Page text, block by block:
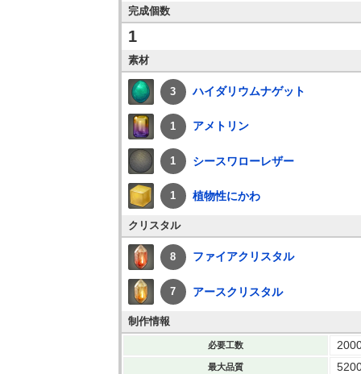
完成個数
1
素材
3 ハイダリウムナゲット
1 アメトリン
1 シースワローレザー
1 植物性にかわ
クリスタル
8 ファイアクリスタル
7 アースクリスタル
制作情報
必要工数
最大品質